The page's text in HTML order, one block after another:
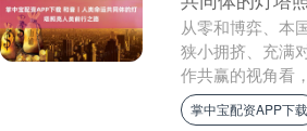
从零和博弈、本
狭小拥挤、充满
作共赢的视角看
无限的 2013年3
斯科国际....
掌中宝配资APP下载